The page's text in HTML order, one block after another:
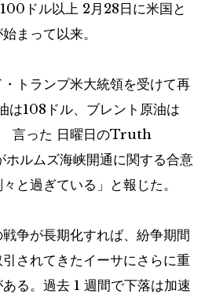
ドル以上 2月28日に米国と
まって以来。
トランプ米大統領を受けて再
108ドル、ブレント原油は
言った 日曜日のTruth
ルムズ海峡開通に関する合意
と過ぎている」と報じた。
争が長期化すれば、紛争期間
されてきたイーサにさらに重
る。過去 1 週間で下落は加速